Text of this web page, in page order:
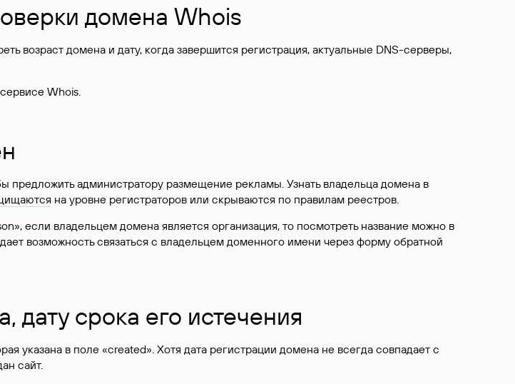
домена Whois
возраст домена и дату, когда завершится регистрация, актуальные DNS-серверы,
Whois.
предложить администратору размещение рекламы. Узнать владельца домена в
на уровне регистраторов или скрываются по правилам реестров.
если владельцем домена является организация, то посмотреть название можно в
возможность связаться с владельцем доменного имени через форму обратной
дату срока его истечения
указана в поле «created». Хотя дата регистрации домена не всегда совпадает с
сайт.